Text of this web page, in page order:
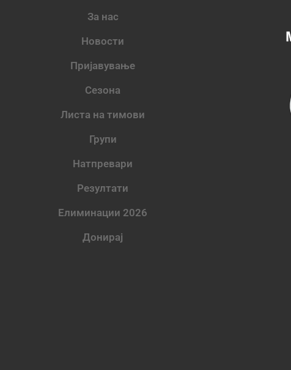
За нас
Новости
Пријавување
Сезона
Листа на тимови
Групи
Натпревари
Резултати
Елиминации 2026
Донирај